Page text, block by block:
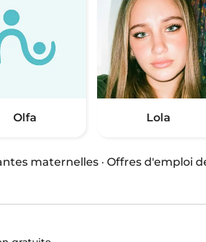
Olfa Lola
maternelles · Offres d'emploi